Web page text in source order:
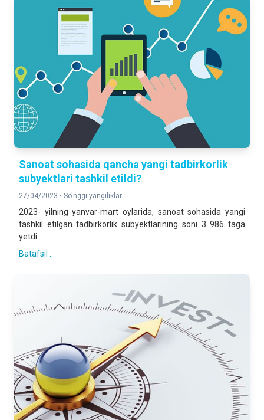
Sanoat sohasida qancha yangi tadbirkorlik
subyektlari tashkil etildi?
27/04/2023 • So'nggi yangiliklar
2023- yilning yanvar-mart oylarida, sanoat sohasida yangi
tashkil etilgan tadbirkorlik subyektlarining soni 3 986 taga
yetdi.
Batafsil ...